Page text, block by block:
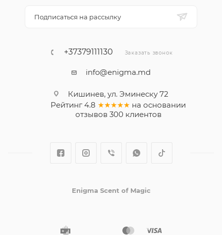
Подписаться на рассылку
+37379111130 Заказать звонок
info@enigma.md
Кишинев, ул. Эминеску 72
Рейтинг 4.8 ★★★★★ на основании
отзывов 300клиентов
Enigma Scent of Magic